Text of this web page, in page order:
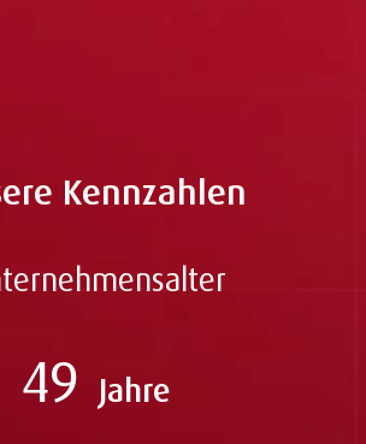
Kennzahlen
49 Jahre